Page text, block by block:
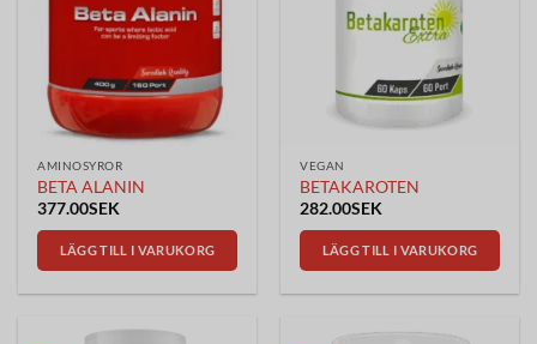
AMINOSYROR
BETA ALANIN
377.00SEK
LÄGG TILL I VARUKORG
VEGAN
BETAKAROTEN
282.00SEK
LÄGG TILL I VARUKORG